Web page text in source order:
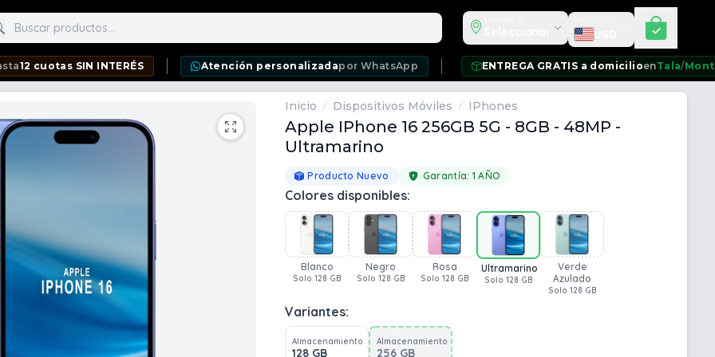
productos Seleccionar moneda
USD
SIN INTERÉS Atención personalizadapor WhatsApp ENTREGA GRATIS a domicilio enTala Montevideo /
Inicio / Dispositivos Móviles / IPhones
Apple IPhone 16 256GB 5G - 8GB - 48MP -
Ultramarino
Producto Nuevo Garantía: 1 AÑO
Colores disponibles:
Blanco
Solo 128 GB
Negro
Solo 128 GB
Rosa
Solo 128 GB
Ultramarino
Solo 128 GB
Verde
Azulado
Solo 128 GB
Variantes:
Almacenamiento
128 GB
Almacenamiento
256 GB